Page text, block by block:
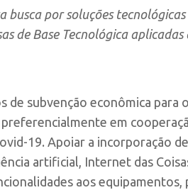
busca por soluções
de Base Tecnológica
de subvenção econômica
em
19. Apoiar a incorporação
artificial, Internet das
aos